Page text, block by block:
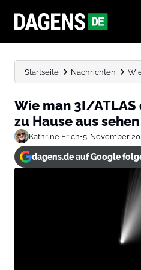
Startseite Nachrichten
Wie man 3I/ATLAS
zu Hause aus
Kathrine Frich•5. November
dagens.de auf Google